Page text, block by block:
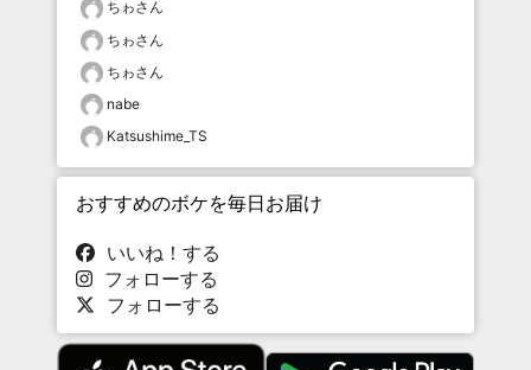
ちゎさん
ちゎさん
ちゎさん
nabe
Katsushime_TS
おすすめのボケを毎日お届け
いいね！する
フォローする
フォローする